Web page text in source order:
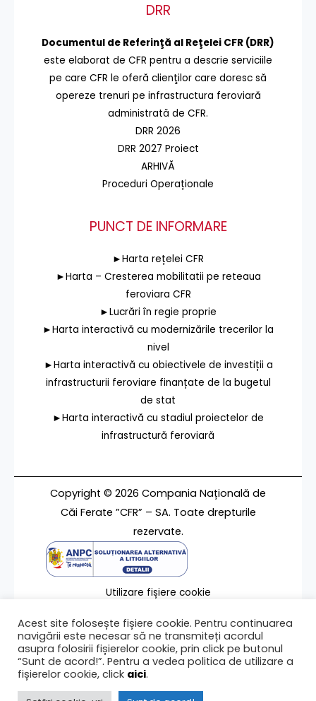
DRR
Documentul de Referinţă al Reţelei CFR (DRR)
este elaborat de CFR pentru a descrie serviciile
pe care CFR le oferă clienţilor care doresc să
opereze trenuri pe infrastructura feroviară
administrată de CFR.
DRR 2026
DRR 2027 Proiect
ARHIVĂ
Proceduri Operaționale
PUNCT DE INFORMARE
►Harta rețelei CFR
►Harta – Cresterea mobilitatii pe reteaua
feroviara CFR
►Lucrări în regie proprie
►Harta interactivă cu modernizările trecerilor la
nivel
►Harta interactivă cu obiectivele de investiții a
infrastructurii feroviare finanțate de la bugetul
de stat
►Harta interactivă cu stadiul proiectelor de
infrastructură feroviară
Copyright © 2026 Compania Națională de
Căi Ferate ”CFR” – SA. Toate drepturile
rezervate.
Utilizare fișiere cookie
Contact
Ultima modificare a paginii 10/01/2022
Acest site folosește fișiere cookie. Pentru continuarea
navigării este necesar să ne transmiteți acordul
asupra folosirii fișierelor cookie, prin click pe butonul
“Sunt de acord!”. Pentru a vedea politica de utilizare a
fișierelor cookie, click aici.